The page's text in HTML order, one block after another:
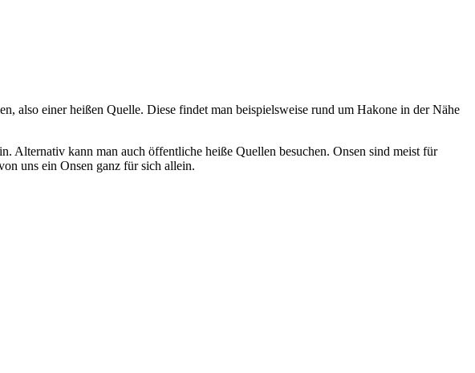
also einer heißen Quelle. Diese findet man beispielsweise rund um Hakone in der Nähe
Alternativ kann man auch öffentliche heiße Quellen besuchen. Onsen sind meist für
uns ein Onsen ganz für sich allein.